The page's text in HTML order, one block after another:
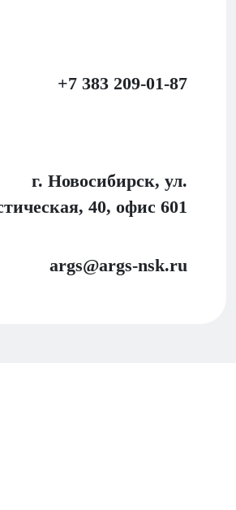
+7 383 209-01-87
г. Новосибирск, ул.
40, офис 601
args@args-nsk.ru